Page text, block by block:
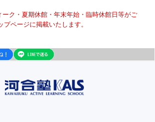
ク・夏期休館・年末年始・臨時休館日等がご
プページに掲載いたします。